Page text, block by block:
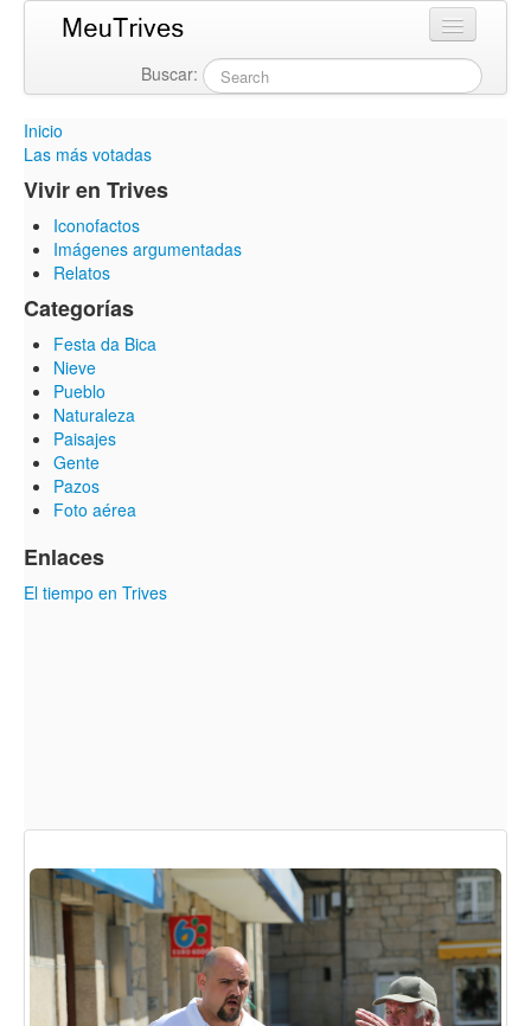
Buscar:
Inicio
Las más votadas
Vivir en Trives
Iconofactos
Imágenes argumentadas
Relatos
Categorías
Festa da Bica
Nieve
Pueblo
Naturaleza
Paisajes
Gente
Pazos
Foto aérea
Enlaces
El tiempo en Trives